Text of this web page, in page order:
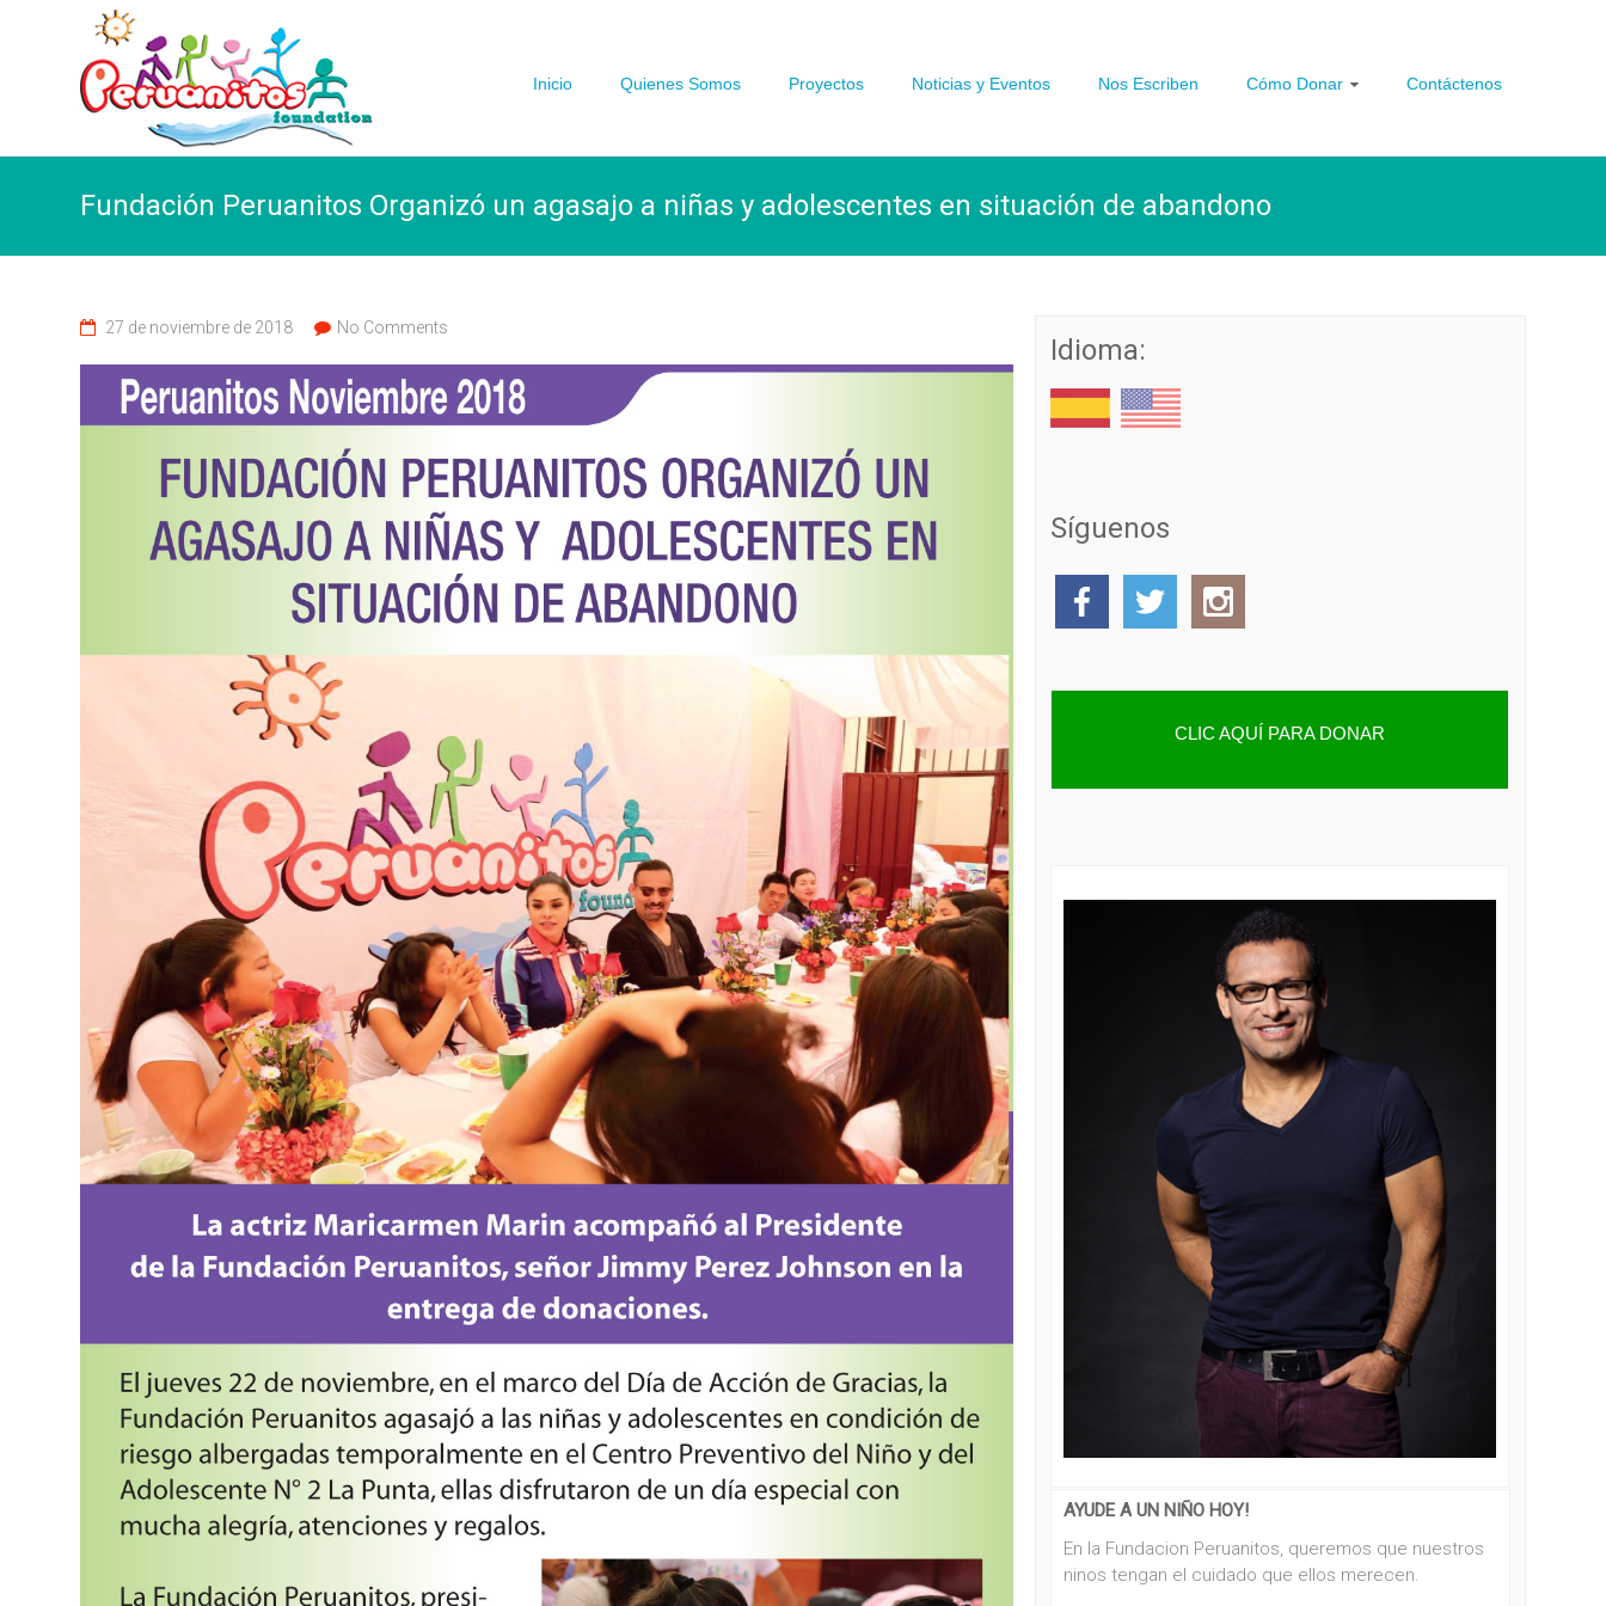
Inicio Quienes Somos Proyectos Noticias y Eventos Nos Escriben Cómo Donar Contáctenos
Fundación Peruanitos Organizó un agasajo a niñas y adolescentes en situación de abandono
27 de noviembre de 2018 No Comments
Idioma:
Síguenos
CLIC AQUÍ PARA DONAR
AYUDE A UN NIÑO HOY!
En la Fundacion Peruanitos, queremos que nuestros
ninos tengan el cuidado que ellos merecen.